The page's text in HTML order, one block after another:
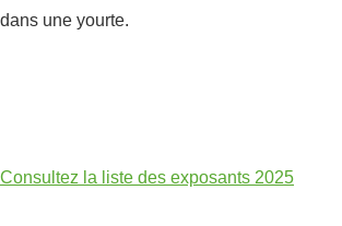
dans une yourte.
Consultez la liste des exposants 2025